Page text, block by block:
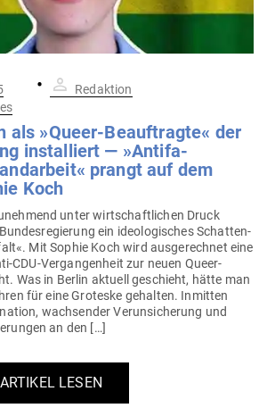
Redaktion
als »Queer-Beauf­tragte« der
instal­liert — »Anti­fa­
prangt auf dem
Koch
unter wirt­schaft­lichen Druck
ein ideo­lo­gi­sches Schat­ten­
Mit Sophie Koch wird aus­ge­rechnet eine
CDU-Ver­­­gan­­genheit zur neuen Queer-
Was in Berlin aktuell geschieht, hätte man
für eine Gro­teske gehalten. Inmitten
wach­sender Ver­un­si­cherung und
an den […]
LESEN